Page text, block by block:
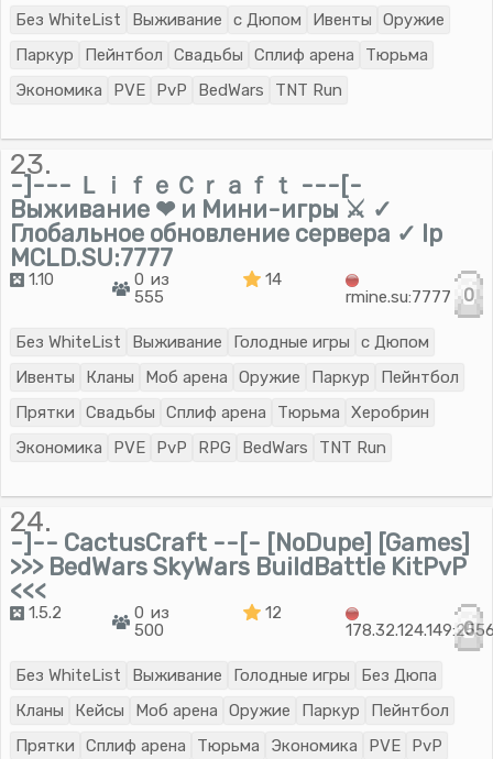
Без WhiteList Выживание с Дюпом Ивенты
Оружие
Паркур
Пейнтбол Свадьбы Сплиф арена
Тюрьма
Экономика
PVE PvP BedWars TNT Run
23.
-]--- ＬｉｆｅＣｒａｆｔ ---[-
Выживание ❤ и Мини-игры ⚔ ✓
Глобальное обновление сервера ✓ Ip
MCLD.SU:7777
1.10
0 из
555
14
rmine.su:7777
0
Без WhiteList Выживание Голодные игры
с Дюпом
Ивенты
Кланы Моб арена Оружие Паркур
Пейнтбол
Прятки
Свадьбы Сплиф арена Тюрьма
Херобрин
Экономика
PVE PvP RPG BedWars TNT Run
24.
-]-- CactusCraft --[- [NoDupe] [Games]
>>> BedWars SkyWars BuildBattle KitPvP
<<<
1.5.2
0 из
500
12
0
Без WhiteList Выживание Голодные игры
Без Дюпа
Кланы
Кейсы Моб арена Оружие Паркур
Пейнтбол
Прятки
Сплиф арена Тюрьма Экономика PVE PvP